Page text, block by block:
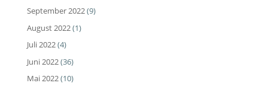
September 2022(9)
August 2022(1)
Juli 2022(4)
Juni 2022(36)
Mai 2022(10)